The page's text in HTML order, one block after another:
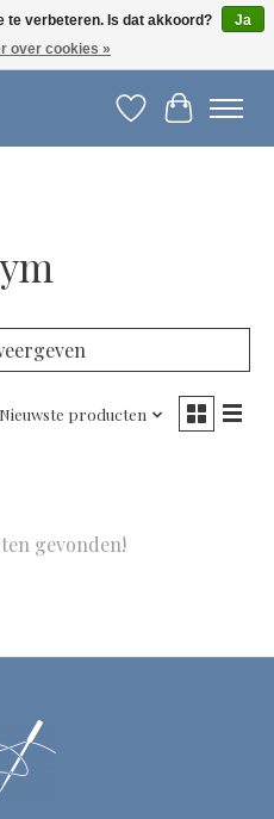
Verlanglijst
Nieuwste producten
gevonden!
te verbeteren. Is dat akkoord?
Ja
over cookies »